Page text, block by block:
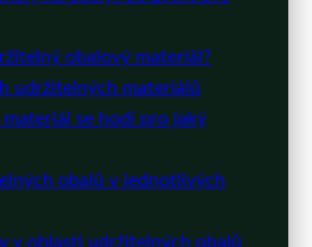
Michaela Svobodová
obalový materiál?
udržitelných materiálů
se hodí pro jaký
obalů v jednotlivých
v oblasti udržitelných obalů